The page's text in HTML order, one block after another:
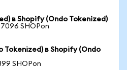
в Shopify (Ondo Tokenized)
SHOPon
Tokenized) в Shopify (Ondo
SHOPon